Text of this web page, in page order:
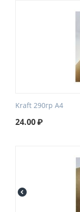
Kraft 290гр А4
24.00₽